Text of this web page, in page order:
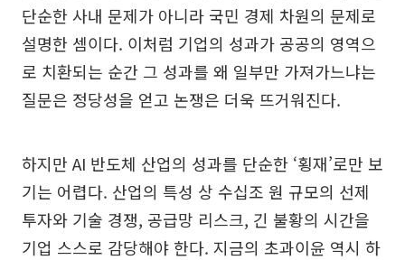
단순한 사내 문제가 아니라 국민 경제 차원의 문제로
설명한 셈이다. 이처럼 기업의 성과가 공공의 영역으
로 치환되는 순간 그 성과를 왜 일부만 가져가느냐는
질문은 정당성을 얻고 논쟁은 더욱 뜨거워진다.
하지만 AI 반도체 산업의 성과를 단순한 ‘횡재’로만 보
기는 어렵다. 산업의 특성 상 수십조 원 규모의 선제
투자와 기술 경쟁, 공급망 리스크, 긴 불황의 시간을
기업 스스로 감당해야 한다. 지금의 초과이윤 역시 하